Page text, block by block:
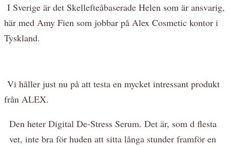
I Sverige är det Skellefteåbaserade Helen som är ansvarig,
här med Amy Fien som jobbar på Alex Cosmetic kontor i
Tyskland.
Vi håller just nu på att testa en mycket intressant produkt
från ALEX.
Den heter Digital De-Stress Serum. Det är, som d flesta
vet, inte bra för huden att sitta långa stunder framför en